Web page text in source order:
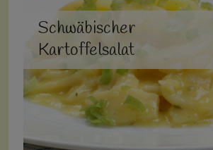
Schwäbischer
Kartoffelsalat